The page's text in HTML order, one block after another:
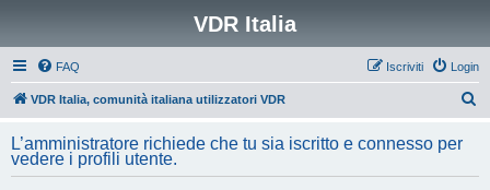
VDR Italia
FAQ Login
Iscriviti
VDR Italia, comunità italiana utilizzatori VDR
c
L’amministratore richiede che tu sia iscritto e connesso per
vedere i profili utente.